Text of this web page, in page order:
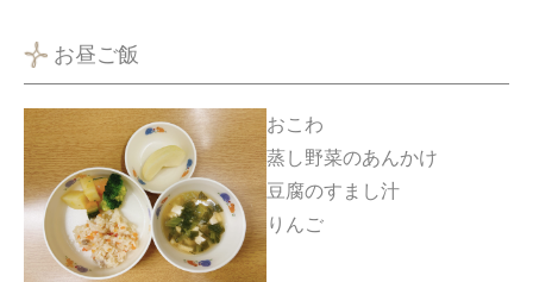
お昼ご飯
おこわ
蒸し野菜のあんかけ
豆腐のすまし汁
りんご